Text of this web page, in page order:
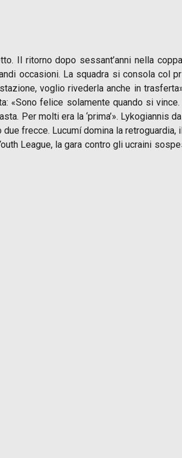
Il ritorno dopo sessant’anni nella
occasioni. La squadra si consola col
voglio rivederla anche in
«Sono felice solamente quando si
Per molti era la ‘prima’». Lykogiannis
frecce. Lucumí domina la
League, la gara contro gli ucraini